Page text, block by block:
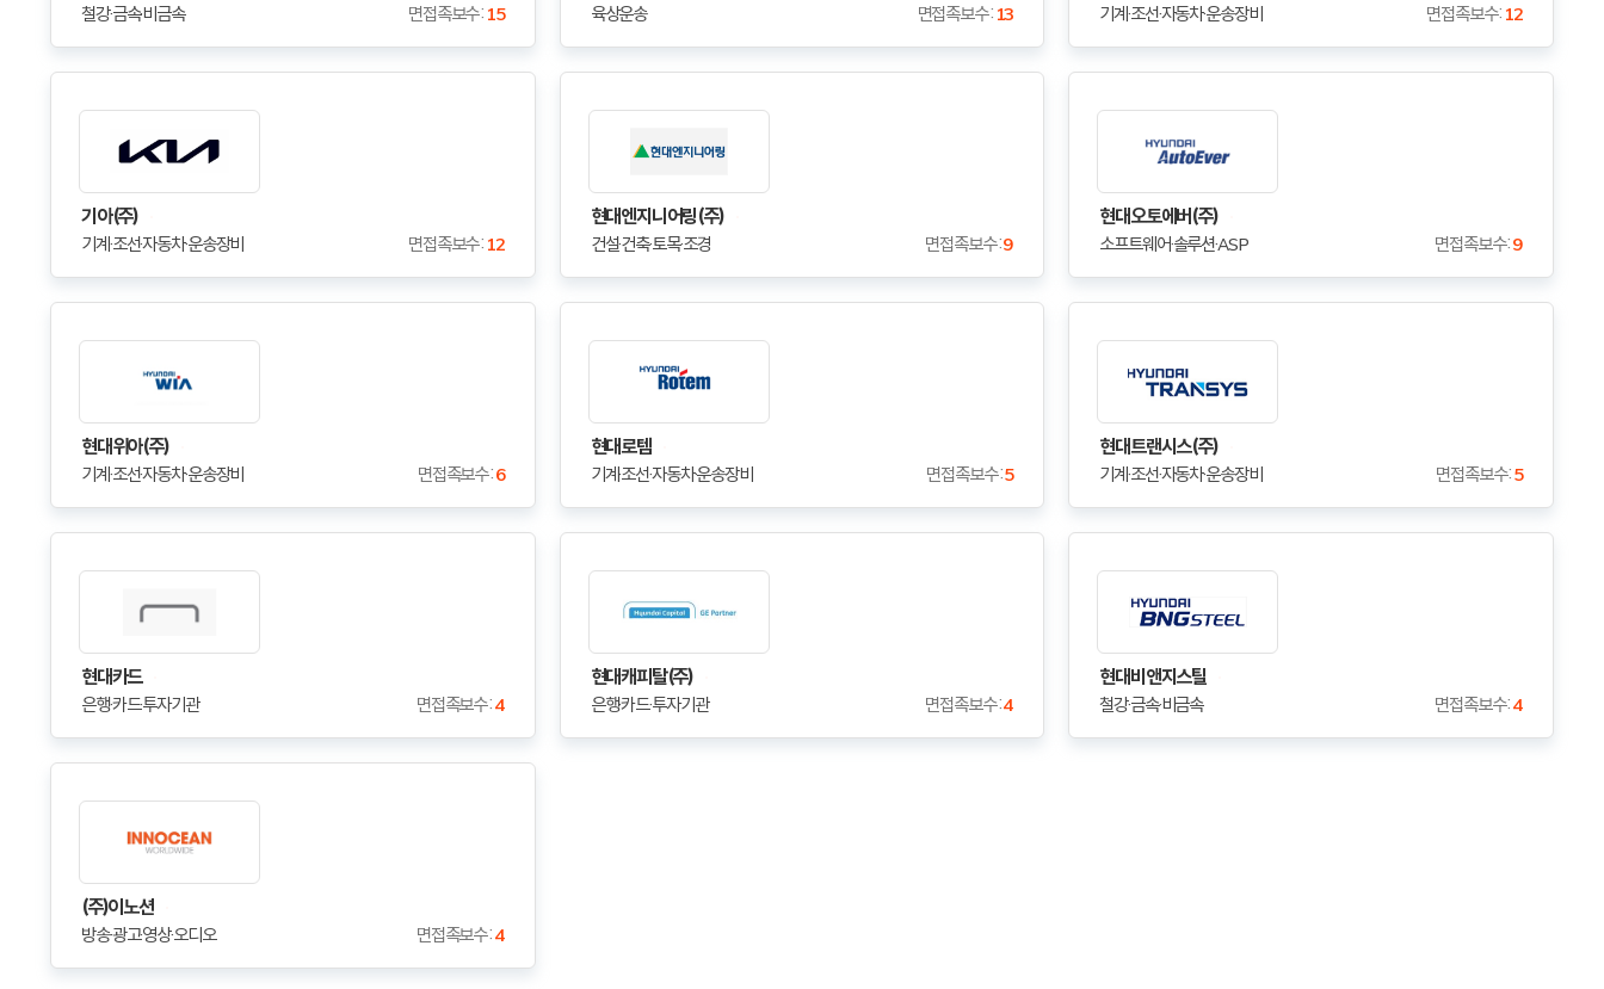
철강·금속·비금속 면접족보수 : 15 육상운송 면접족보수 : 13 기계·조선·자동차·운송장비 면접족보수 : 12
기아(주)
기계·조선·자동차·운송장비 면접족보수 : 12
현대엔지니어링(주)
건설·건축·토목·조경 면접족보수 :9
현대오토에버(주)
소프트웨어·솔루션·ASP 면접족보수 :9
현대위아(주)
기계·조선·자동차·운송장비 면접족보수 :6
현대로템
기계·조선·자동차·운송장비 면접족보수 :5
현대트랜시스(주)
기계·조선·자동차·운송장비 면접족보수 :5
현대카드
은행·카드·투자기관 면접족보수 :4
현대캐피탈(주)
은행·카드·투자기관 면접족보수 :4
현대비앤지스틸
철강·금속·비금속 면접족보수 :4
(주)이노션
방송·광고·영상·오디오 면접족보수 :4